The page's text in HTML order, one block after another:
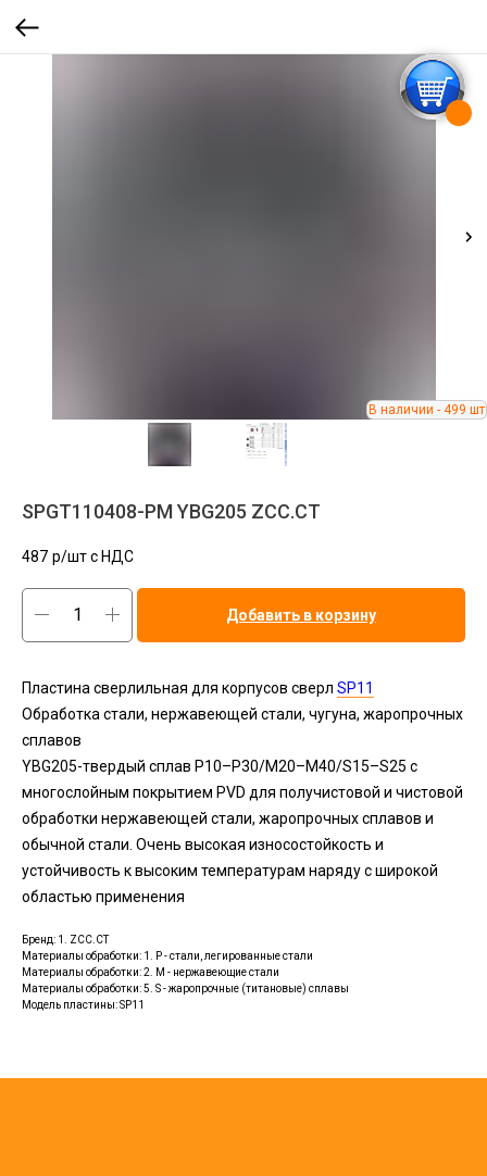
SPGT110408-PM YBG205 ZCC.CT
487 р/шт c НДС
Добавить в корзину
Пластина сверлильная для корпусов сверл SP11
Обработка стали, нержавеющей стали, чугуна, жаропрочных
сплавов
YBG205-твердый сплав P10–P30/M20–M40/S15–S25 с
многослойным покрытием PVD для получистовой и чистовой
обработки нержавеющей стали, жаропрочных сплавов и
обычной стали. Очень высокая износостойкость и
устойчивость к высоким температурам наряду с широкой
областью применения
Бренд: 1. ZCC.CT
Материалы обработки: 1. P - стали, легированные стали
Материалы обработки: 2. M - нержавеющие стали
Материалы обработки: 5. S - жаропрочные (титановые) сплавы
Модель пластины: SP11